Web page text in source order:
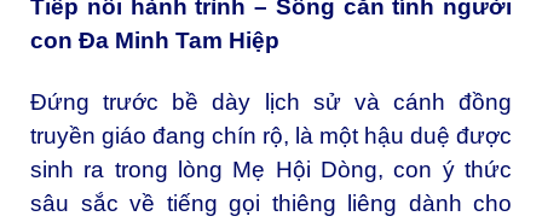
Tiếp nối hành trình – Sống căn tính người
con Đa Minh Tam Hiệp
Đứng trước bề dày lịch sử và cánh đồng
truyền giáo đang chín rộ, là một hậu duệ được
sinh ra trong lòng Mẹ Hội Dòng, con ý thức
sâu sắc về tiếng gọi thiêng liêng dành cho